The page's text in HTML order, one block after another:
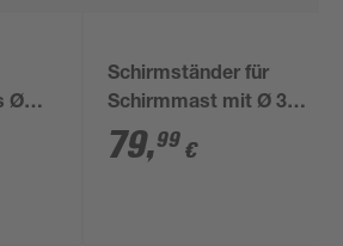
Ø
Schirmständer für
Schirmmast mit Ø 30
- 50 mm
Kunststoff/Beton Ø
79,99 €